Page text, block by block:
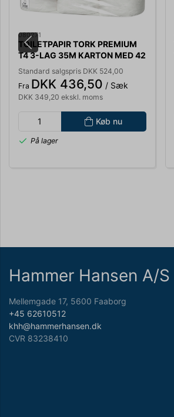
080271
TOILETPAPIR TORK PREMIUM
T4 3-LAG 35M KARTON MED 42
RULLER 110317
Standard salgspris DKK 524,00
Fra DKK 436,50 / Sæk
DKK 349,20 ekskl. moms
Køb nu
På lager
Hammer Hansen A/S
Mellemgade 17, 5600 Faaborg
+45 62610512
khh@hammerhansen.dk
CVR 83238410